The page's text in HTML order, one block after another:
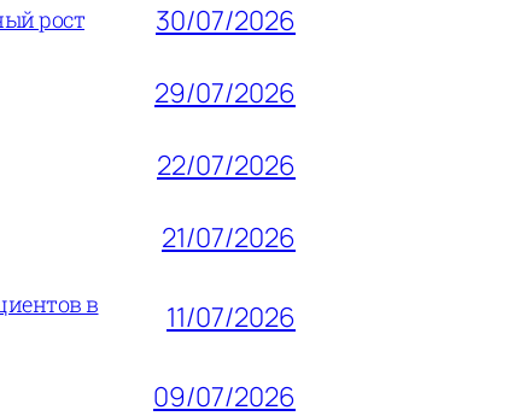
рост 30/07/2026
29/07/2026
22/07/2026
21/07/2026
в
11/07/2026
09/07/2026